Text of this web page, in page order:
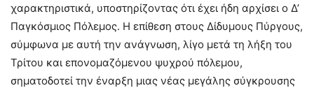
χαρακτηριστικά, υποστηρίζοντας ότι έχει ήδη αρχίσει ο Δ’
Παγκόσμιος Πόλεμος. Η επίθεση στους Δίδυμους Πύργους,
σύμφωνα με αυτή την ανάγνωση, λίγο μετά τη λήξη του
Τρίτου και επονομαζόμενου ψυχρού πόλεμου,
σηματοδοτεί την έναρξη μιας νέας μεγάλης σύγκρουσης